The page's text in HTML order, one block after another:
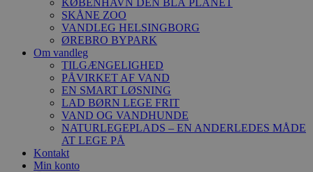
KØBENHAVN DEN BLÅ PLANET
SKÅNE ZOO
VANDLEG HELSINGBORG
ØREBRO BYPARK
Om vandleg
TILGÆNGELIGHED
PÅVIRKET AF VAND
EN SMART LØSNING
LAD BØRN LEGE FRIT
VAND OG VANDHUNDE
NATURLEGEPLADS – EN ANDERLEDES MÅDE
AT LEGE PÅ
Kontakt
Min konto